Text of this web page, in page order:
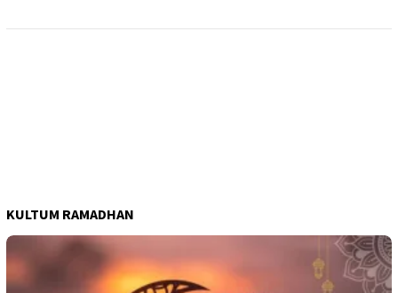
KULTUM RAMADHAN